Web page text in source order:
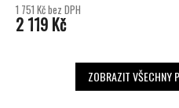
1 751 Kč bez DPH
2 119 Kč
ZOBRAZIT VŠECHNY